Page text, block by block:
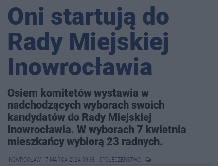
Oni startują do
Rady Miejskiej
Inowrocławia
Osiem komitetów wystawia w
nadchodzących wyborach swoich
kandydatów do Rady Miejskiej
Inowrocławia. W wyborach 7 kwietnia
mieszkańcy wybiorą 23 radnych.
INOWROCŁAW 7 MARCA 2024 09:38 SPOŁECZEŃSTWO